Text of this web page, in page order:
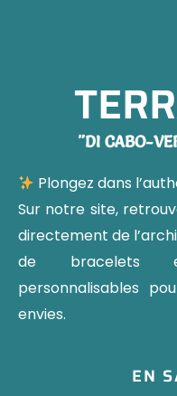
TERR
"DI CABO-
Plongez dans
Sur notre site,
directement de
de bracelets
personnalisables
envies.
EN